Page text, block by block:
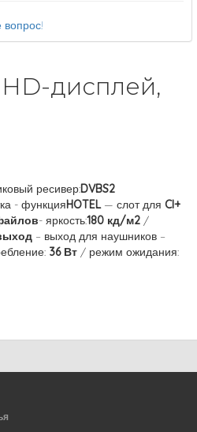
вопрос!
дисплей,
ресивер:DVBS2
- функцияHOTEL— слот для CI+
- яркость:180 кд/м2 /
– выход для наушников –
36 Вт / режим ожидания: